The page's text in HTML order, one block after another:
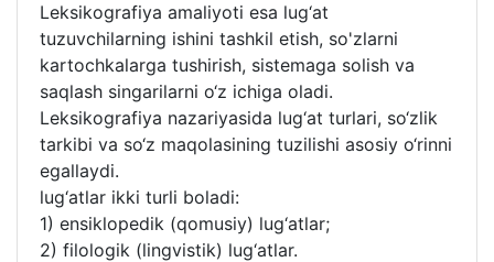
Leksikografiya amaliyoti esa lug‘at
tuzuvchilarning ishini tashkil etish, so'zlarni
kartochkalarga tushirish, sistemaga solish va
saqlash singarilarni o‘z ichiga oladi.
Leksikografiya nazariyasida lug‘at turlari, so‘zlik
tarkibi va so‘z maqolasining tuzilishi asosiy o‘rinni
egallaydi.
lug‘atlar ikki turli boladi:
1) ensiklopedik (qomusiy) lug‘atlar;
2) filologik (lingvistik) lug‘atlar.